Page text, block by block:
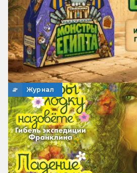
Журнал